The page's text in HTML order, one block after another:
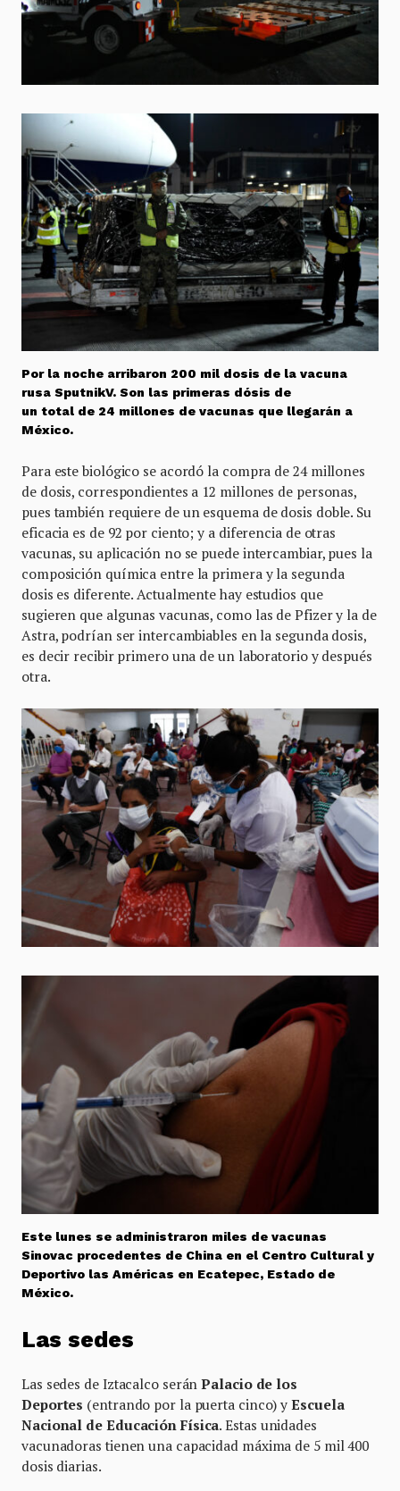
Por la noche arribaron 200 mil dosis de la vacuna
rusa SputnikV. Son las primeras dósis de
un total de 24 millones de vacunas que llegarán a
México.
Para este biológico se acordó la compra de 24 millones
de dosis, correspondientes a 12 millones de personas,
pues también requiere de un esquema de dosis doble. Su
eficacia es de 92 por ciento; y a diferencia de otras
vacunas, su aplicación no se puede intercambiar, pues la
composición química entre la primera y la segunda
dosis es diferente. Actualmente hay estudios que
sugieren que algunas vacunas, como las de Pfizer y la de
Astra, podrían ser intercambiables en la segunda dosis,
es decir recibir primero una de un laboratorio y después
otra.
Este lunes se administraron miles de vacunas
Sinovac procedentes de China en el Centro Cultural y
Deportivo las Américas en Ecatepec, Estado de
México.
Las sedes
Las sedes de Iztacalco serán Palacio de los
Deportes (entrando por la puerta cinco) yEscuela
Nacional de Educación Física. Estas unidades
vacunadoras tienen una capacidad máxima de 5 mil 400
dosis diarias.